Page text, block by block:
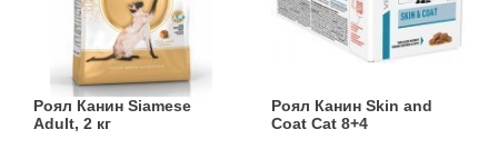
Роял Канин Siamese
Adult, 2 кг
Роял Канин Skin and
Coat Cat 8+4